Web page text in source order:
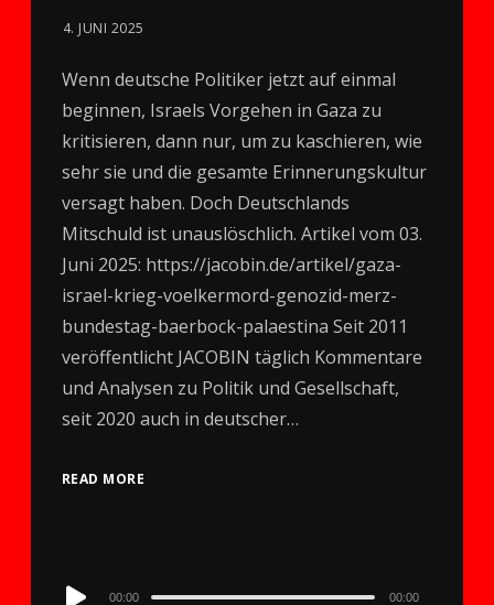
4. JUNI 2025
Wenn deutsche Politiker jetzt auf einmal
beginnen, Israels Vorgehen in Gaza zu
kritisieren, dann nur, um zu kaschieren, wie
sehr sie und die gesamte Erinnerungskultur
versagt haben. Doch Deutschlands
Mitschuld ist unauslöschlich. Artikel vom 03.
Juni 2025: https://jacobin.de/artikel/gaza-
israel-krieg-voelkermord-genozid-merz-
bundestag-baerbock-palaestina Seit 2011
veröffentlicht JACOBIN täglich Kommentare
und Analysen zu Politik und Gesellschaft,
seit 2020 auch in deutscher…
READ MORE
Audio
00:00 00:00